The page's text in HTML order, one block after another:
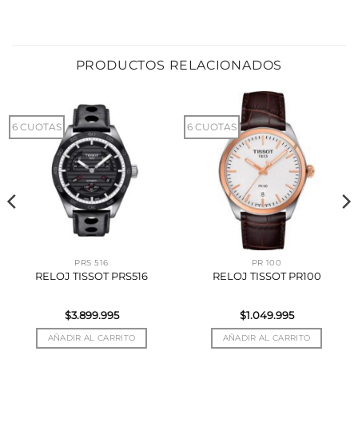
PRODUCTOS RELACIONADOS
6 CUOTAS
PRS 516
RELOJ TISSOT PRS516
$3.899.995
AÑADIR AL CARRITO
6 CUOTAS
PR 100
RELOJ TISSOT PR100
$1.049.995
AÑADIR AL CARRITO